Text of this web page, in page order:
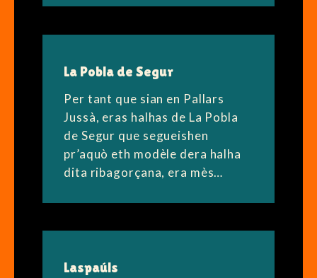
La Pobla de Segur
Per tant que sian en Pallars
Jussà, eras halhas de La Pobla
de Segur que segueishen
pr’aquò eth modèle dera halha
dita ribagorçana, era mès…
Laspaúls